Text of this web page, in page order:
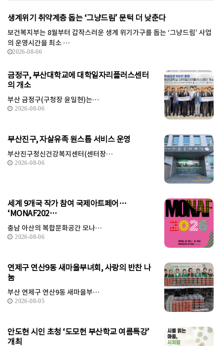
생계위기 취약계층 돕는 ‘그냥드림’ 문턱 더 낮춘다
보건복지부는 8월부터 갑작스러운 생계 위기가구를 돕는 ‘그냥드림’ 사업
의 운영시간을 최소 …
2026-08-06
금정구, 부산대학교에 대학일자리플러스센터
의 개소
부산 금정구(구청장 윤일현)는…
2026-08-06
부산진구, 자살유족 원스톱 서비스 운영
부산진구정신건강복지센터(센터장…
2026-08-06
세계 9개국 작가 참여 국제아트페어…
‘MONAF202…
충남 아산의 복합문화공간 모나…
2026-08-06
연제구 연산9동 새마을부녀회, 사랑의 반찬 나
눔
부산 연제구 연산9동 새마을부…
2026-08-05
안도현 시인 초청 ‘도모헌 부산학교 여름특강’
개최